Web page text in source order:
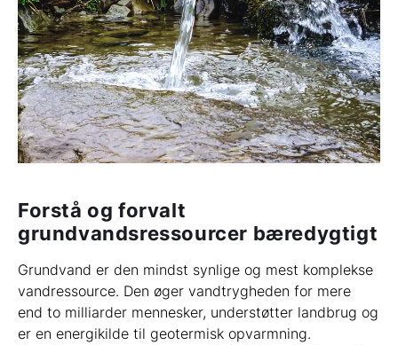
Forstå og forvalt
grundvandsressourcer bæredygtigt
Grundvand er den mindst synlige og mest komplekse
vandressource. Den øger vandtrygheden for mere
end to milliarder mennesker, understøtter landbrug og
er en energikilde til geotermisk opvarmning.